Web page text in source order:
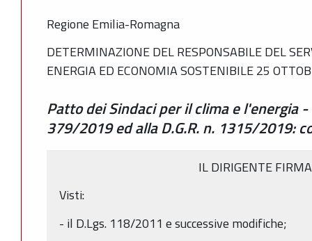
Regione Emilia-Romagna
DETERMINAZIONE DEL RESPONSABILE DEL
ENERGIA ED ECONOMIA SOSTENIBILE 25
Patto dei Sindaci per il clima e l'energia -
379/2019 ed alla D.G.R. n. 1315/2019:
IL DIRIGENTE
Visti:
- il D.Lgs. 118/2011 e successive modifiche;